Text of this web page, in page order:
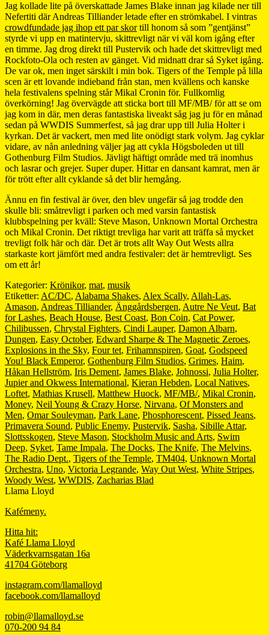
Jag kollade lite på överskattade James Blake innan jag kilade ner till
Nefertiti där Andreas Tilliander letade efter en strömkabel. I vintras
crowdfundade jag ihop ett par skortill honom så som ”gentjänst”
styrde vi upp en matintervju, skittrevligt när vi väl kom igång efter
en timme. Jag drog direkt till Pustervik och hade det skittrevligt med
Rockfoto-Ola och resten av gänget. Vid midnatt drar så Syket igång.
De var ok, men inget särskilt i min bok. Tigers of the Temple på lilla
scen är ett lovande indieband från stan, men kvällens och kanske
hela festivalens spelning står Mikal Cronin för. Fullkomlig
överkörning! Jag övervägde att sticka bort till MF/MB/ för att se om
jag kom in där, men deras fantastiska liveakt såg jag ju för en månad
sedan på WWDIS Summerfest, så jag drar upp till Julia Holter i
kyrkan. Det är vackert, men med lite onödigt stark volym. Jag cyklar
vidare, av nån anledning väljer jag att cykla Högsboleden ut till
Gothenburg Film Studios. Jävligt häftigt område med trä inomhus
och lasrar och grejer. Super duper. Hittar en dansant kamrat, men är
för trött efter allt cyklande så det blir hemgång.
Ännu en fin festival är över, den blev ungefär så jag trodde den
skulle bli: småtrevligt i parken och med varsin fantastisk
klubbspelning per kväll: Steve Mason, Unknown Mortal Orchestra
och Mikal Cronin. Det riktigt trevliga har varit att träffa så mycket
trevligt folk här och där. Det är trots allt Way Out Wests allra
starkaste kort jämfört med andra festivaler: det är hemtrevligt. Ses
om ett år!
Kategorier: Krönikor, mat, musik
Etiketter: AC/DC, Alabama Shakes, Alex Scally, Allah-Las,
Amason, Andreas Tilliander, Änggårdsbergen, Autre Ne Veut, Bat
for Lashes, Beach House, Best Coast, Bon Coin, Cat Power,
Chilibussen, Chrystal Fighters, Cindi Lauper, Damon Albarn,
Dungen, Easy October, Edward Sharpe & The Magnetic Zeroes,
Explosions in the Sky, Four tet, Frihamnspiren, Goat, Godspeed
You! Black Emperor, Gothenburg Film Studios, Grimes, Haim,
Håkan Hellström, Iris Dement, James Blake, Johnossi, Julia Holter,
Jupier and Okwess International, Kieran Hebden, Local Natives,
Loftet, Mathias Krusell, Matthew Huock, MF/MB/, Mikal Cronin,
Money, Neil Young & Crazy Horse, Nirvana, Of Monsters and
Men, Omar Souleyman, Park Lane, Phosphorescent, Pissed Jeans,
Primavera Sound, Public Enemy, Pustervik, Sasha, Sibille Attar,
Slottsskogen, Steve Mason, Stockholm Music and Arts, Swim
Deep, Syket, Tame Impala, The Docks, The Knife, The Melvins,
The Radio Dept., Tigers of the Temple, TM404, Unknown Mortal
Orchestra, Uno, Victoria Legrande, Way Out West, White Stripes,
Woody West, WWDIS, Zacharias Blad
Llama Lloyd
Kafémeny.
Hitta hit:
Kafé Llama Lloyd
Väderkvarnsgatan 16a
41704 Göteborg
instagram.com/llamalloyd
facebook.com/llamalloyd
robin@llamalloyd.se
070-200 94 84